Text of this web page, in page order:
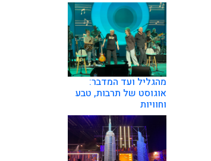
מהגליל ועד המדבר:
אוגוסט של תרבות, טבע
וחוויות